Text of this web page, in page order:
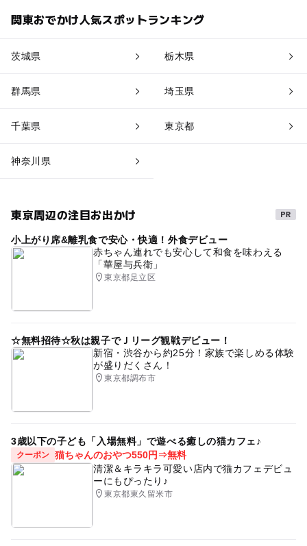
関東おでかけ人気スポットランキング
茨城県 栃木県
群馬県 埼玉県
千葉県 東京都
神奈川県
東京周辺の注目お出かけ
小上がり席&離乳食で安心・快適！外食デビュー
赤ちゃん連れでも安心して和食を味わえる
「華屋与兵衛」
東京都足立区
☆無料招待☆秋は親子でＪリーグ観戦デビュー！
新宿・渋谷から約25分！家族で楽しめる体験
が盛りだくさん！
東京都調布市
3歳以下の子ども「入場無料」で遊べる癒しの猫カフェ♪
クーポン 猫ちゃんのおやつ550円⇒無料
清潔＆キラキラ可愛い店内で猫カフェデビュ
ーにもぴったり♪
東京都東久留米市